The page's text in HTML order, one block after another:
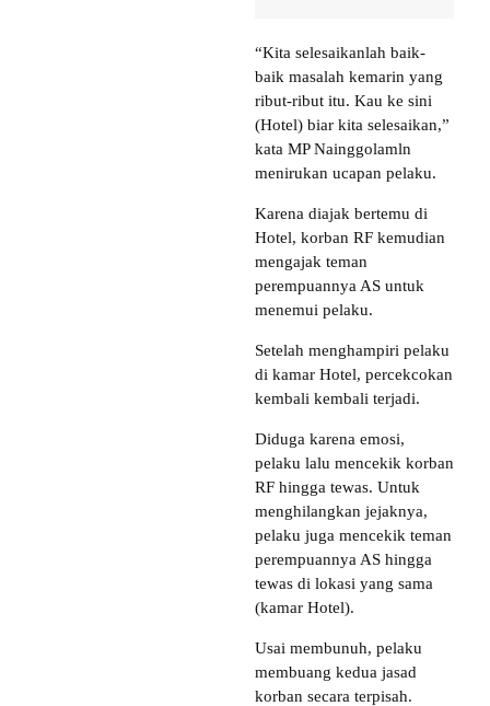
“Kita selesaikanlah baik-
baik masalah kemarin yang
ribut-ribut itu. Kau ke sini
(Hotel) biar kita selesaikan,”
kata MP Nainggolamln
menirukan ucapan pelaku.
Karena diajak bertemu di
Hotel, korban RF kemudian
mengajak teman
perempuannya AS untuk
menemui pelaku.
Setelah menghampiri pelaku
di kamar Hotel, percekcokan
kembali kembali terjadi.
Diduga karena emosi,
pelaku lalu mencekik korban
RF hingga tewas. Untuk
menghilangkan jejaknya,
pelaku juga mencekik teman
perempuannya AS hingga
tewas di lokasi yang sama
(kamar Hotel).
Usai membunuh, pelaku
membuang kedua jasad
korban secara terpisah.